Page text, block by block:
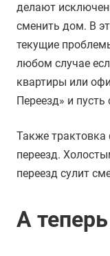
делают
сменить дом. В
текущие
любом случае
квартиры или
Переезд» и
Также трактовка
переезд.
переезд сулит
А